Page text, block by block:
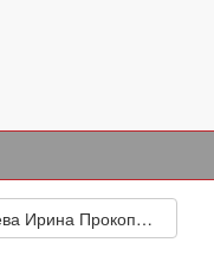
Дабаева Ирина Прокопьевна